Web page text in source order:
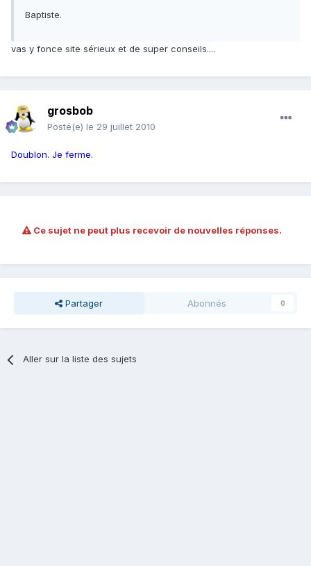
Baptiste.
vas y fonce site sérieux et de super conseils....
grosbob
Posté(e) le 29 juillet 2010
Doublon. Je ferme.
Ce sujet ne peut plus recevoir de nouvelles réponses.
Partager Abonnés 0
Aller sur la liste des sujets